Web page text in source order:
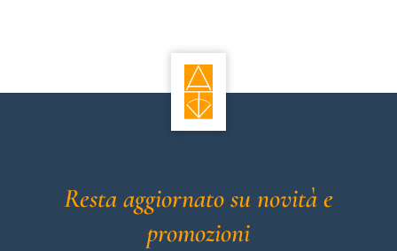
Resta aggiornato su novità e
promozioni